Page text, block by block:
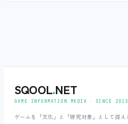
SQOOL.NET
GAME INFORMATION MEDIA ‧ SINCE 2013
ゲームを「文化」と「研究対象」として捉え